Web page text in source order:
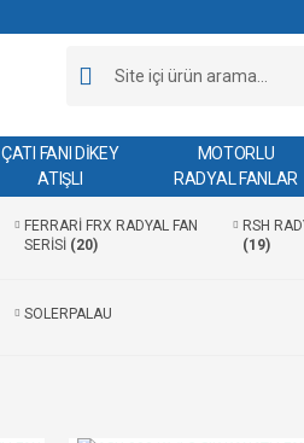
ÇATI FANI DİKEY
ATIŞLI
MOTORLU
RADYAL FANLAR
FERRARİ FRX RADYAL FAN
SERİSİ (20)
RSH
(19)
SOLERPALAU